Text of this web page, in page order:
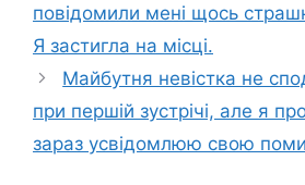
повідомили мені щось
Я застигла на місці.
Майбутня невістка не
при першій зустрічі, але я
зараз усвідомлюю свою